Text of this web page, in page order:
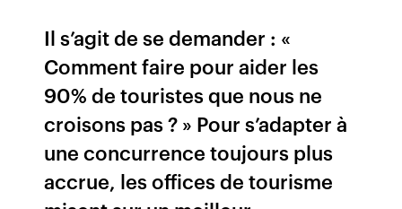
Il s’agit de se demander : «
Comment faire pour aider les
90% de touristes que nous ne
croisons pas ? » Pour s’adapter à
une concurrence toujours plus
accrue, les offices de tourisme